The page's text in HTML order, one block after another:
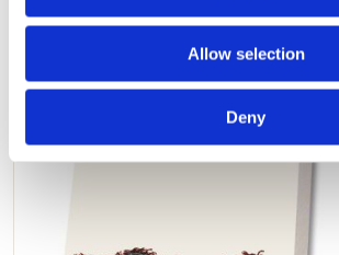
Allow selection
Deny